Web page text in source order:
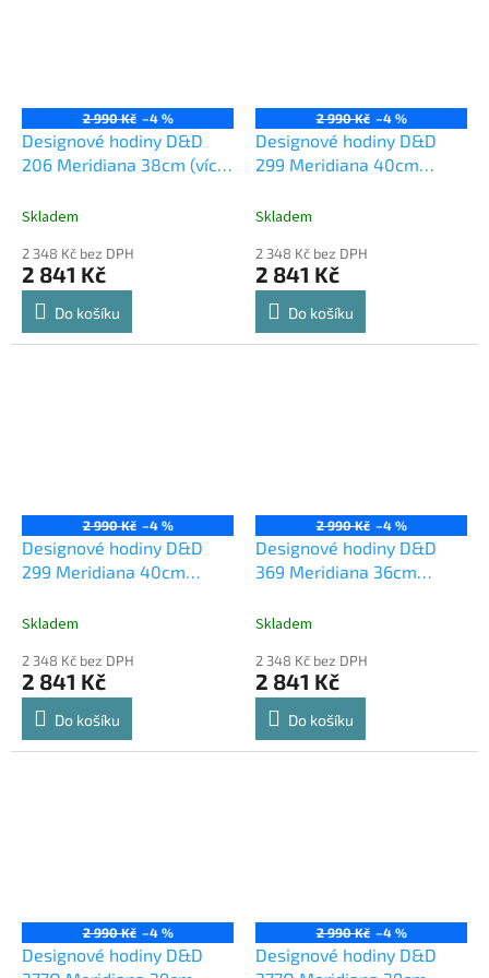
2 990 Kč –4 %
Designové hodiny D&D
206 Meridiana 38cm (více
Meridiana barvy kov
Skladem
2 348 Kč bez DPH
2 841 Kč
Do košíku
2 990 Kč –4 %
Designové hodiny D&D
299 Meridiana 40cm
stříbrný lak
Skladem
2 348 Kč bez DPH
2 841 Kč
Do košíku
2 990 Kč –4 %
Designové hodiny D&D
299 Meridiana 40cm
wenge
Skladem
2 348 Kč bez DPH
2 841 Kč
Do košíku
2 990 Kč –4 %
Designové hodiny D&D
369 Meridiana 36cm
červený lak
Skladem
2 348 Kč bez DPH
2 841 Kč
Do košíku
2 990 Kč –4 %
Designové hodiny D&D
2 990 Kč –4 %
Designové hodiny D&D